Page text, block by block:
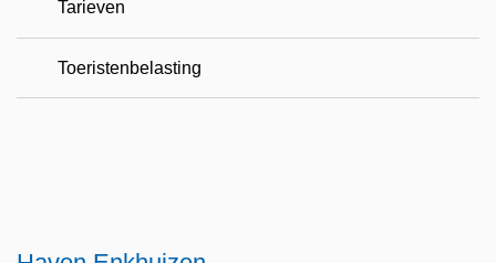
Tarieven
Toeristenbelasting